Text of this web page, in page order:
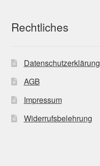
Rechtliches
Datenschutzerklärung
AGB
Impressum
Widerrufsbelehrung